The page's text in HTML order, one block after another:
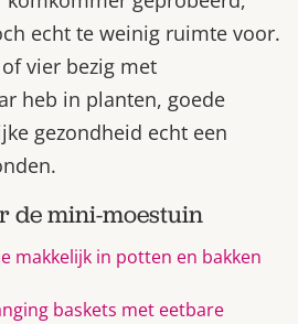
echt te weinig ruimte voor.
vier bezig met
heb in planten, goede
gezondheid echt een
de mini-moestuin
makkelijk in potten en bakken
baskets met eetbare